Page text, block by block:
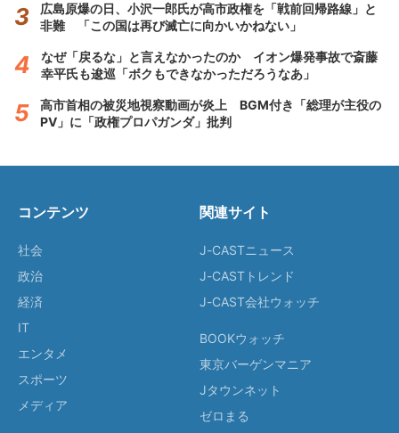
広島原爆の日、小沢一郎氏が高市政権を「戦前回帰路線」と
非難 「この国は再び滅亡に向かいかねない」
なぜ「戻るな」と言えなかったのか イオン爆発事故で斎藤
幸平氏も逡巡「ボクもできなかっただろうなあ」
高市首相の被災地視察動画が炎上 BGM付き「総理が主役の
PV」に「政権プロパガンダ」批判
コンテンツ
社会
政治
経済
IT
エンタメ
スポーツ
メディア
関連サイト
J-CASTニュース
J-CASTトレンド
J-CAST会社ウォッチ
BOOKウォッチ
東京バーゲンマニア
Jタウンネット
ゼロまる